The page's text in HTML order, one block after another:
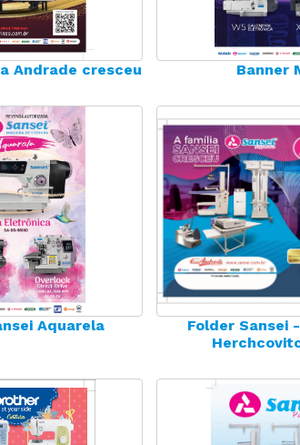
Fechadeira Boca de Saco
Filigrana
Andrade cresceu Banner
Aquarela
Folder Sansei